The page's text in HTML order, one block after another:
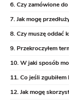
Czy zamówione
Jak mogę
Czy muszę oddać
Przekroczyłem
W jaki sposób
Co jeśli
Jak mogę